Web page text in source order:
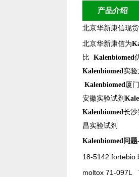
产品介绍
北京华新康信现
北京华新康信为
比 Kalenbiomed
Kalenbiomed实验
Kalenbiomed厦
安徽实验试剂
Kalenbiomed长沙
昌实验试剂
Kalenbiomed 问
18-5142 fortebio
moltox 71-097L